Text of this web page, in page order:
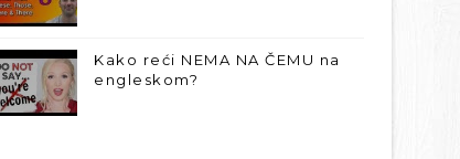
Kako reći NEMA NA ČEMU na
engleskom?